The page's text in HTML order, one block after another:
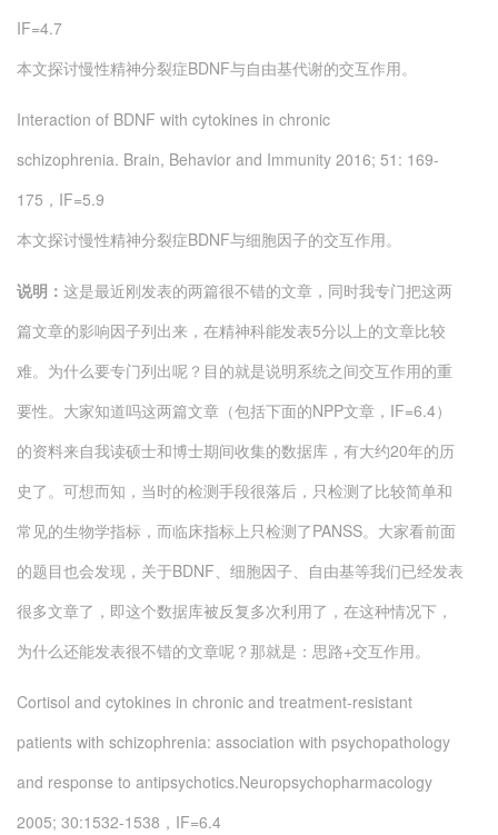
IF=4.7
本文探讨慢性精神分裂症BDNF与自由基代谢的交互作用。
Interaction of BDNF with cytokines in chronic
schizophrenia. Brain, Behavior and Immunity 2016; 51: 169-
175，IF=5.9
本文探讨慢性精神分裂症BDNF与细胞因子的交互作用。
说明： 这是最近刚发表的两篇很不错的文章，同时我专门把这两
篇文章的影响因子列出来，在精神科能发表5分以上的文章比较
难。为什么要专门列出呢？目的就是说明系统之间交互作用的重
要性。大家知道吗这两篇文章（包括下面的NPP文章，IF=6.4）
的资料来自我读硕士和博士期间收集的数据库，有大约20年的历
史了。可想而知，当时的检测手段很落后，只检测了比较简单和
常见的生物学指标，而临床指标上只检测了PANSS。大家看前面
的题目也会发现，关于BDNF、细胞因子、自由基等我们已经发表
很多文章了，即这个数据库被反复多次利用了，在这种情况下，
为什么还能发表很不错的文章呢？那就是：思路+交互作用。
Cortisol and cytokines in chronic and treatment-resistant
patients with schizophrenia: association with psychopathology
and response to antipsychotics.Neuropsychopharmacology
2005; 30:1532-1538，IF=6.4